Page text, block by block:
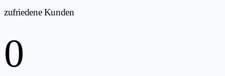
zufriedene Kunden
0